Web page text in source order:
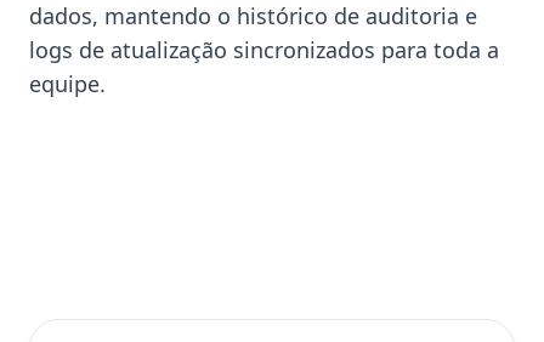
dados, mantendo o histórico de auditoria e
logs de atualização sincronizados para toda a
equipe.